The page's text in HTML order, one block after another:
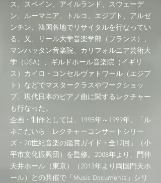
ス、スペイン、アイルランド、スウェーデ
ン、ルーマニア、トルコ、エジプト、アルゼ
ンチン、韓国各地でリサイタルを行なってい
る。又、リール大学音楽学部（フランス）、
マンハッタン音楽院、カリフォルニア芸術大
学（USA）、ギルドホール音楽院（イギリ
ス）カイロ・コンセルヴァトワール（エジプ
ト）などでマスタークラスやワークショッ
プ、現代日本のピアノ曲に関するレクチャー
も行なった。
企画・制作としては、1995年～1999年、「ル
ネこだいら レクチャーコンサートシリー
ズ・20世紀音楽の鑑賞ガイド・全12回」（小
平市文化振興団）を監修。2008年より、門仲
天井ホール（東京）（2013年より両国門天ホ
ール）との共催で「Music Documents」シリ